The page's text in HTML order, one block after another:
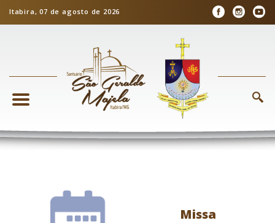
Itabira, 07 de agosto de 2026
Missa